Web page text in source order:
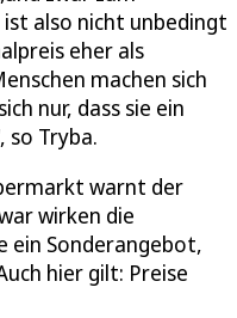
also nicht unbedingt
eher als
machen sich
nur, dass sie ein
so Tryba.
warnt der
wirken die
ein Sonderangebot,
hier gilt: Preise